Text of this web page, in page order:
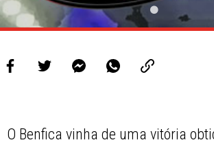
O Benfica vinha de uma vitória